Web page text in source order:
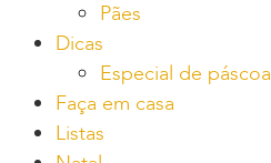
Pães
Dicas
Especial de páscoa
Faça em casa
Listas